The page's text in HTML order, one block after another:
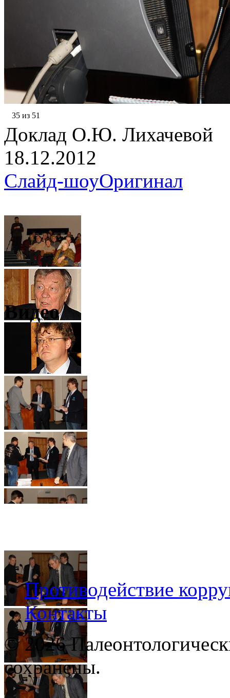
35 из 51
Доклад О.Ю. Лихачевой
18.12.2012
Слайд-шоуОригинал
Видео
Противодействие
Контакты
© 2026
сохранены.